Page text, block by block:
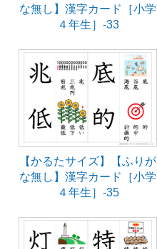
な無し】漢字カード［小学
４年生］-33
【かるたサイズ】【ふりが
な無し】漢字カード［小学
４年生］-35